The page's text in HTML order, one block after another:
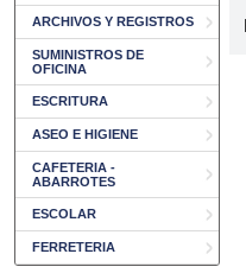
ARCHIVOS Y REGISTROS
SUMINISTROS DE
OFICINA
ESCRITURA
ASEO E HIGIENE
CAFETERIA -
ABARROTES
ESCOLAR
FERRETERIA